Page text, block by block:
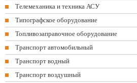
Телемеханика и техника АСУ
Типографское оборудование
Топливозаправочное оборудование
Транспорт автомобильный
Транспорт водный
Транспорт воздушный